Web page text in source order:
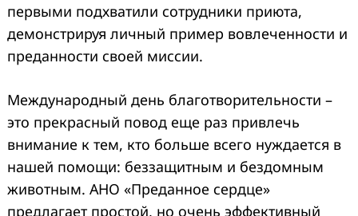
первыми подхватили сотрудники приюта,
демонстрируя личный пример вовлеченности и
преданности своей миссии.
Международный день благотворительности –
это прекрасный повод еще раз привлечь
внимание к тем, кто больше всего нуждается в
нашей помощи: беззащитным и бездомным
животным. АНО «Преданное сердце»
предлагает простой, но очень эффективный